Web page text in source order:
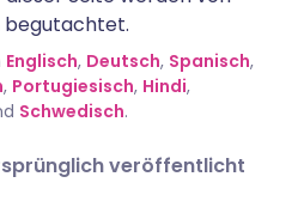
begutachtet.
Englisch, Deutsch, Spanisch,
, Portugiesisch, Hindi,
Schwedisch.
veröffentlicht